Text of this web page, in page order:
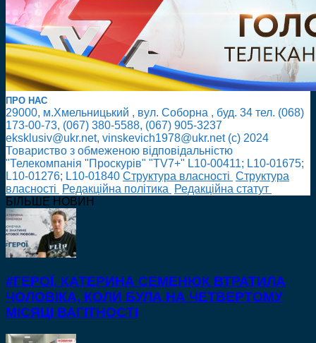
ПРО НАС
29000, м.Хмельницький , вул. Соборна , буд. 34 тел. (068)
173-00-73, (067) 380-5588, (067) 905-3237
eksklusiv@ukr.net, vinskevich1978@ukr.net (с) 2024
Товариство з обмеженою відповідальністю
"Телекомпанія "Проскурів" "TV7+" L10-00411; L10-01675;
L10-01276; L10-01840 Cтруктура власності Cтруктура
власності
Редакційна політика
Редакційна статут
БІЛЬШЕ НОВИН
#ГЕРОЇ. КАТЕРИНА СЕМЕНЮК ВТРАТИЛА
ЧОЛОВІКА, КОЛИ БУЛА НА ЧЕТВЕРТОМУ
МІСЯЦІ ВАГІТНОСТІ